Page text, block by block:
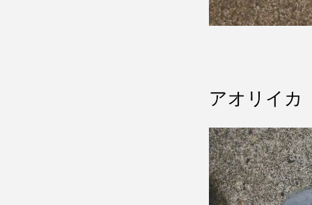
アオリイ